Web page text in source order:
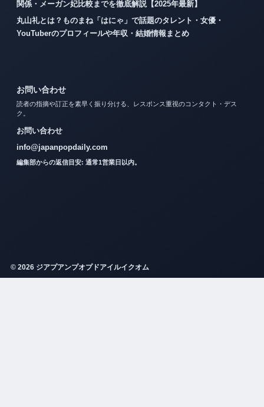
関係・メーガン妃比較までを徹底解説【2025年最新】
丸山礼とは？ものまね「はにゃ」で話題のタレント・女優・
YouTuberのプロフィールや年収・結婚情報まとめ
お問い合わせ
読者の指摘や訂正を素早く振り分ける、レスポンス重視のコンタクト・デス
ク。
お問い合わせ
info@japanpopdaily.com
編集部からの返信目安: 通常1営業日以内。
© 2026 ジアプアンプオプドアイルイクオム